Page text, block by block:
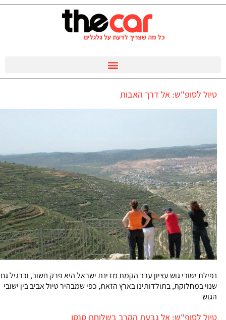
טיול לסופ"ש: אל דרך האבות
נפילת ישובי גוש עציון ערב הקמת מדינת ישראל היא פרק חשוב, וכרגיל גם
שנוי במחלוקת, בתולדותינו בארץ הזאת, כפי שמבהיר טיול אביב בין ישובי
הגוש
טיול לסופ"ש: אל גבעת הקרב בשלוחת סנסן